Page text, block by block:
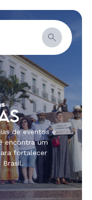
de eventos e
encontra um
fortalecer